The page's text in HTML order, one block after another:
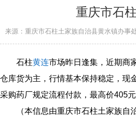
重庆市石
来源：重庆市石柱土家族自治县黄水镇办事
石柱黄连市场昨日逢集，近期商
仓库货为主，行情基本保持稳定，现
采购药厂规定流程付款，最高价405元
（本信息由重庆市石柱土家族